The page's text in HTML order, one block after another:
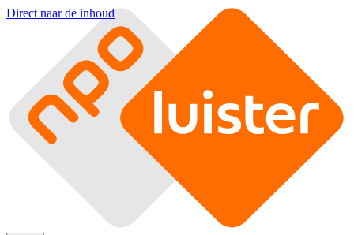
Direct naar de inhoud